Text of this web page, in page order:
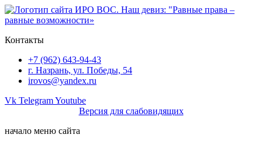
Перейти
к
Контакты
+7 (962) 643-94-43
г. Назрань, ул. Победы, 54
irovos@yandex.ru
Vk TelegramYoutube
Версия для слабовидящих
начало меню сайта